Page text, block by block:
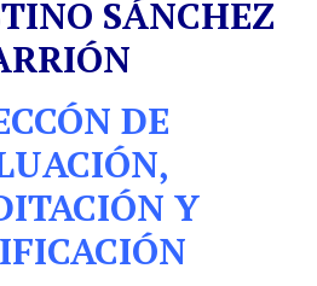
SÁNCHEZ
DE
Y